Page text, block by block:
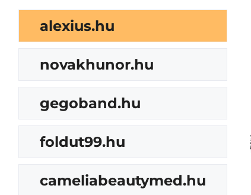
alexius.hu
novakhunor.hu
gegoband.hu
foldut99.hu
cameliabeautymed.hu